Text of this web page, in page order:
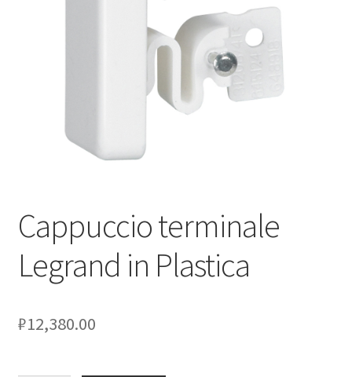
Cappuccio terminale
Legrand in Plastica
₽12,380.00